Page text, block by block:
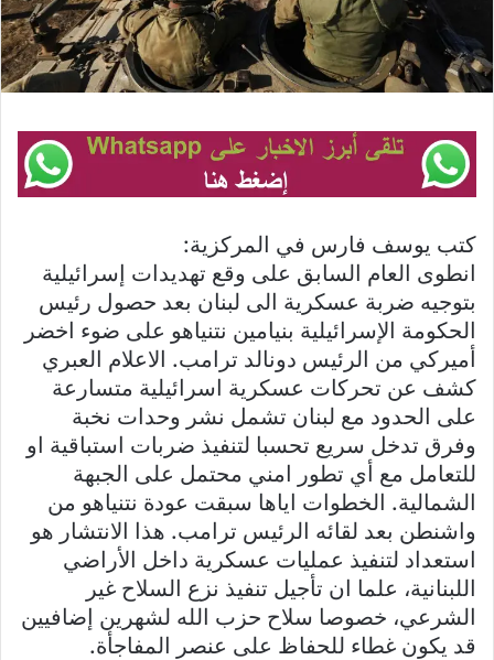
كتب يوسف فارس في المركزية:
انطوى العام السابق على وقع تهديدات إسرائيلية
بتوجيه ضربة عسكرية الى لبنان بعد حصول رئيس
الحكومة الإسرائيلية بنيامين نتنياهو على ضوء اخضر
أميركي من الرئيس دونالد ترامب. الاعلام العبري
كشف عن تحركات عسكرية اسرائيلية متسارعة
على الحدود مع لبنان تشمل نشر وحدات نخبة
وفرق تدخل سريع تحسبا لتنفيذ ضربات استباقية او
للتعامل مع أي تطور امني محتمل على الجبهة
الشمالية. الخطوات اياها سبقت عودة نتنياهو من
واشنطن بعد لقائه الرئيس ترامب. هذا الانتشار هو
استعداد لتنفيذ عمليات عسكرية داخل الأراضي
اللبنانية، علما ان تأجيل تنفيذ نزع السلاح غير
الشرعي، خصوصا سلاح حزب الله لشهرين إضافيين
قد يكون غطاء للحفاظ على عنصر المفاجأة.